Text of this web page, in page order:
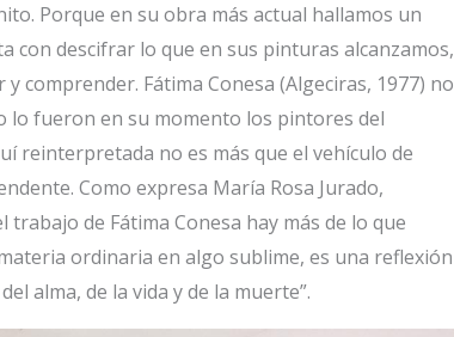
Porque en su obra más actual hallamos un
con descifrar lo que en sus pinturas alcanzamos,
comprender. Fátima Conesa (Algeciras, 1977) no
lo fueron en su momento los pintores del
reinterpretada no es más que el vehículo de
Como expresa María Rosa Jurado,
trabajo de Fátima Conesa hay más de lo que
ordinaria en algo sublime, es una reflexión
alma, de la vida y de la muerte”.